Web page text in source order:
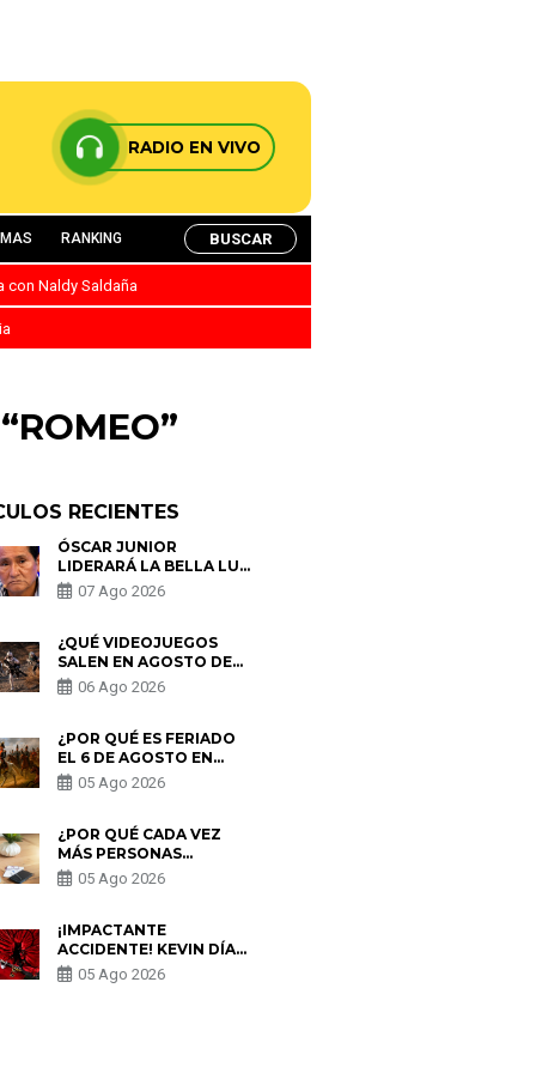
RADIO EN VIVO
RANKING BUSCAR
con Naldy Saldaña
RECIENTES
ÓSCAR JUNIOR
LIDERARÁ LA BELLA LUZ
TRAS SALIDA DE SU
PADRE POR POLÉMICA
07 Ago 2026
¿QUÉ VIDEOJUEGOS
SALEN EN AGOSTO DE
2026? ESTOS SON LOS
ESTRENOS MÁS
06 Ago 2026
¿POR QUÉ ES FERIADO
EL 6 DE AGOSTO EN
PERÚ? ESTA ES LA
HISTORIA
05 Ago 2026
¿POR QUÉ CADA VEZ
MÁS PERSONAS
UTILIZAN UNA VPN
PARA PROTEGER SU
05 Ago 2026
¡IMPACTANTE
ACCIDENTE! KEVIN DÍAZ
CAE DESDE OCHO
METROS EN “ESTO ES
05 Ago 2026